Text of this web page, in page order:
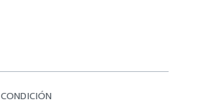
CONDICIÓN